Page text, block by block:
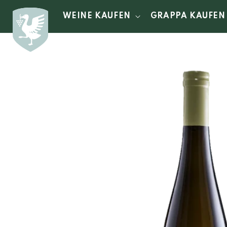
zum
Inhalt
WEINE KAUFEN GRAPPA KAUFEN